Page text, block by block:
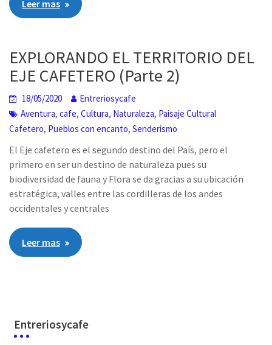
Leer mas
EXPLORANDO EL TERRITORIO DEL
EJE CAFETERO (Parte 2)
18/05/2020
Entreriosycafe
Aventura,cafe,Cultura, Naturaleza, Paisaje Cultural
Cafetero, Pueblos con encanto,Senderismo
El Eje cafetero es el segundo destino del País, pero el
primero en ser un destino de naturaleza pues su
biodiversidad de fauna y Flora se da gracias a su ubicación
estratégica, valles entre las cordilleras de los andes
occidentales y centrales
Leer mas
Entreriosycafe